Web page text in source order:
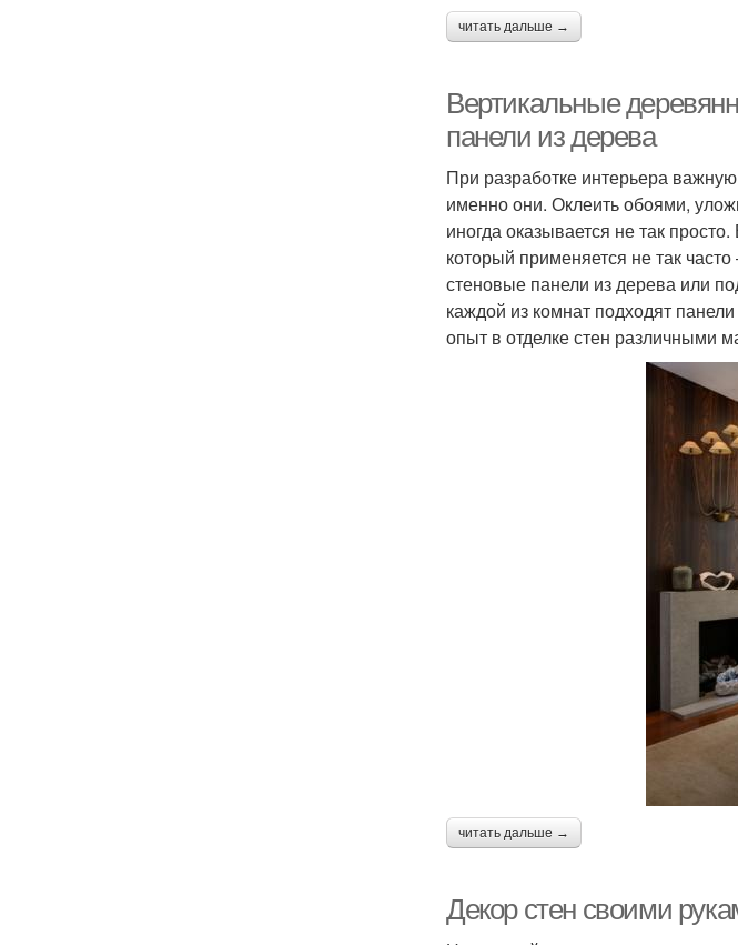
читать дальше →
Вертикальные
панели из дерева
При разработке интерьера
именно они. Оклеить обоями,
иногда оказывается не так
который применяется не так
стеновые панели из дерева или
каждой из комнат подходят
опыт в отделке стен различными
читать дальше →
Декор стен своими